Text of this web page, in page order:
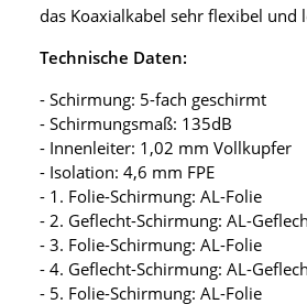
das Koaxialkabel sehr flexibel und
Technische Daten:
- Schirmung: 5-fach geschirmt
- Schirmungsmaß: 135dB
- Innenleiter: 1,02 mm Vollkupfer
- Isolation: 4,6 mm FPE
- 1. Folie-Schirmung: AL-Folie
- 2. Geflecht-Schirmung: AL-
- 3. Folie-Schirmung: AL-Folie
- 4. Geflecht-Schirmung: AL-
- 5. Folie-Schirmung: AL-Folie